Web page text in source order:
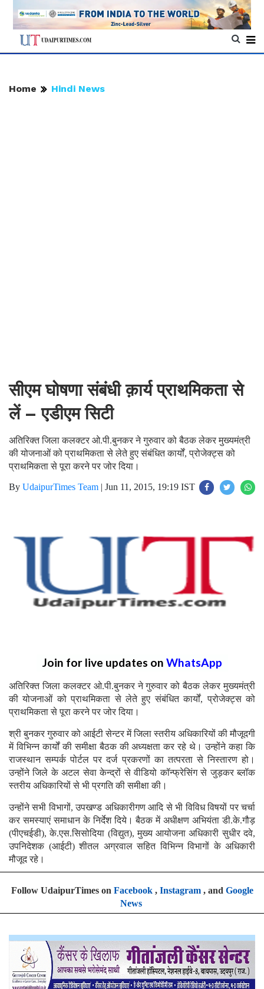
Home Hindi News
सीएम घोषणा संबंधी क़ार्य प्राथमिकता से
लें – एडीएम सिटी
अतिरिक्त जिला कलक्टर ओ.पी.बुनकर ने गुरुवार को बैठक लेकर मुख्यमंत्री
की योजनाओं को प्राथमिकता से लेते हुए संबंधित कार्यों, प्रोजेक्ट्स को
प्राथमिकता से पूरा करने पर जोर दिया।
By UdaipurTimes Team | Jun 11, 2015, 19:19 IST
Join for live updates on WhatsApp
अतिरिक्त जिला कलक्टर ओ.पी.बुनकर ने गुरुवार को बैठक लेकर मुख्यमंत्री
की योजनाओं को प्राथमिकता से लेते हुए संबंधित कार्यों, प्रोजेक्ट्स को
प्राथमिकता से पूरा करने पर जोर दिया।
श्री बुनकर गुरुवार को आईटी सेन्टर में जिला स्तरीय अधिकारियों की मौजूदगी
में विभिन्न कार्यों की समीक्षा बैठक की अध्यक्षता कर रहे थे। उन्होंने कहा कि
राजस्थान सम्पर्क पोर्टल पर दर्ज प्रकरणों का तत्परता से निस्तारण हो।
उन्होंने जिले के अटल सेवा केन्द्रों से वीडियो कॉन्फ्रेसिंग से जुड़कर ब्लॉक
स्तरीय अधिकारियों से भी प्रगति की समीक्षा की।
उन्होंने सभी विभागों, उपखण्ड अधिकारीगण आदि से भी विविध विषयों पर चर्चा
कर समस्याएं समाधान के निर्देश दिये। बैठक में अधीक्षण अभियंता डी.के.गौड़
(पीएचईडी), के.एस.सिसोदिया (विद्युत), मुख्य आयोजना अधिकारी सुधीर दवे,
उपनिदेशक (आईटी) शीतल अग्रवाल सहित विभिन्न विभागों के अधिकारी
मौजूद रहे।
Follow UdaipurTimes on Facebook, Instagram, and Google
News